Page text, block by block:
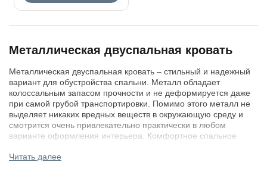
Металлическая двуспальная кровать
Металлическая двуспальная кровать – стильный и надежный
вариант для обустройства спальни. Металл обладает
колоссальным запасом прочности и не деформируется даже
при самой грубой транспортировки. Помимо этого металл не
выделяет никаких вредных веществ в окружающую среду и
смотрится очень привлекательно практически в любом
варианте оформления интерьера. Комфортное спальное
протяжении всей ночи.
Читать далее